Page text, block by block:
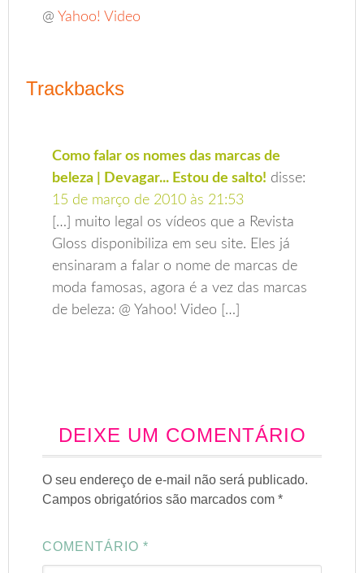
@ Yahoo! Video
Trackbacks
Como falar os nomes das marcas de
beleza | Devagar... Estou de salto! disse:
15 de março de 2010 às 21:53
[…] muito legal os vídeos que a Revista
Gloss disponibiliza em seu site. Eles já
ensinaram a falar o nome de marcas de
moda famosas, agora é a vez das marcas
de beleza: @ Yahoo! Video […]
DEIXE UM COMENTÁRIO
O seu endereço de e-mail não será publicado.
Campos obrigatórios são marcados com*
COMENTÁRIO*